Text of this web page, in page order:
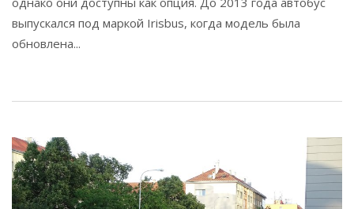
выпускался под маркой Irisbus, когда модель была
обновлена...